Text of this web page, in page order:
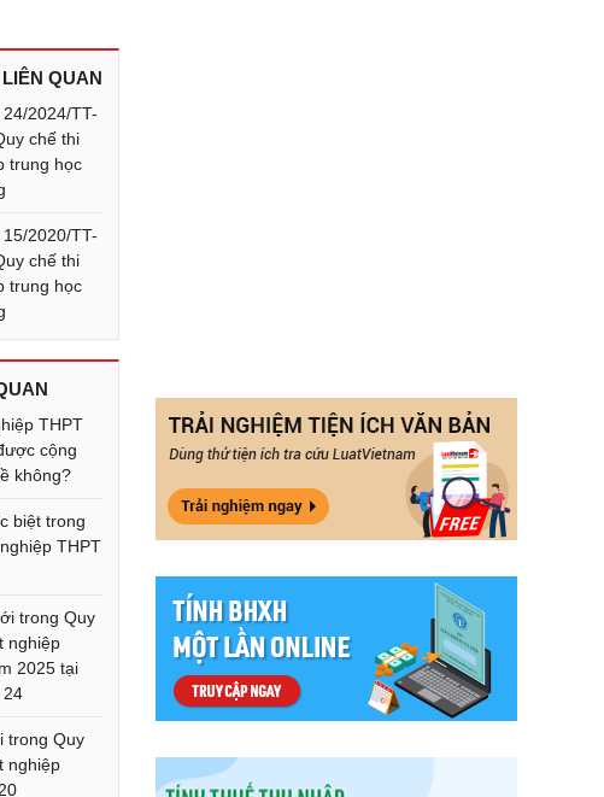
QUAN
2024/TT-
chế thi
trung học
2020/TT-
chế thi
trung học
THPT
cộng
không?
biệt trong
THPT
trong Quy
nghiệp
2025 tại
24
trong Quy
nghiệp